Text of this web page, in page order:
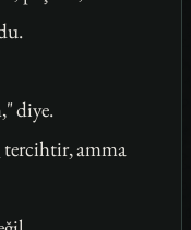
diye.
tercihtir, amma